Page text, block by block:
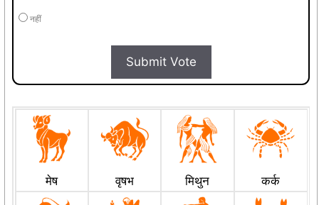
नहीं
Submit Vote
मेष वृषभ मिथुन कर्क